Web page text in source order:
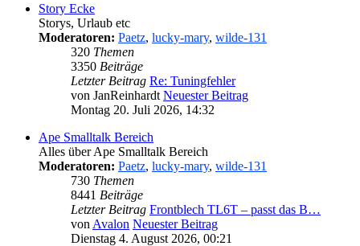
Story Ecke
Storys, Urlaub etc
Moderatoren: Paetz, lucky-mary, wilde-131
320 Themen
3350 Beiträge
Letzter Beitrag Re: Tuningfehler
von JanReinhardt Neuester Beitrag
Montag 20. Juli 2026, 14:32
Ape Smalltalk Bereich
Alles über Ape Smalltalk Bereich
Moderatoren: Paetz, lucky-mary, wilde-131
730 Themen
8441 Beiträge
Letzter Beitrag Frontblech TL6T – passt das B…
von Avalon Neuester Beitrag
Dienstag 4. August 2026, 00:21